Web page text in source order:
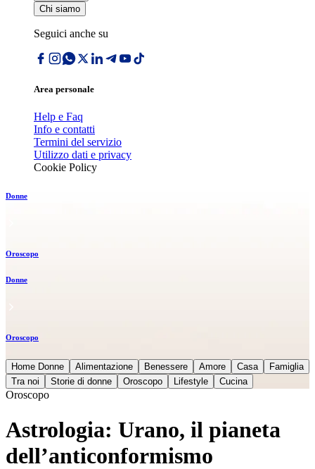
Chi siamo
Seguici anche su
Area personale
Help e Faq
Info e contatti
Termini del servizio
Utilizzo dati e privacy
Cookie Policy
Donne
Oroscopo
Donne
Oroscopo
Home Donne Alimentazione Benessere Amore Casa
Famiglia
Tra noi
Storie di donne Oroscopo Lifestyle Cucina
Oroscopo
Astrologia: Urano, il pianeta
dell’anticonformismo